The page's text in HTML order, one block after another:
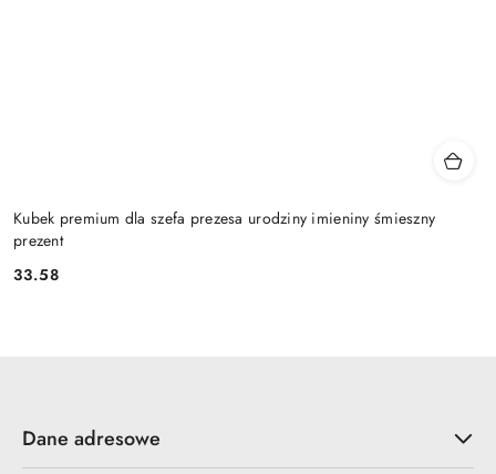
Kubek premium dla szefa prezesa urodziny imieniny śmieszny
prezent
Cena:
33.58
Dane adresowe